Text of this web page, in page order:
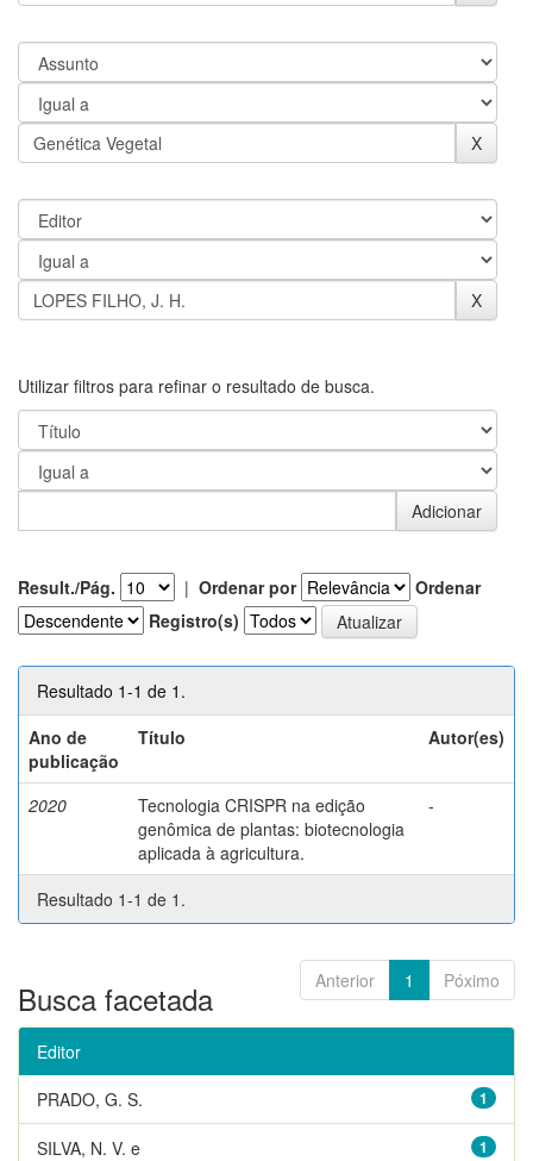
Utilizar filtros para refinar o resultado de busca.
Result./Pág. | Ordenar por
Ordenar
Registro(s)
Resultado 1-1 de 1.
Ano de
publicação
Título Autor(es)
2020
Tecnologia CRISPR na edição
genômica de plantas: biotecnologia
aplicada à agricultura.
-
Resultado 1-1 de 1.
Anterior 1 Póximo
Busca facetada
Editor
1
PRADO, G. S.
1
SILVA, N. V. e